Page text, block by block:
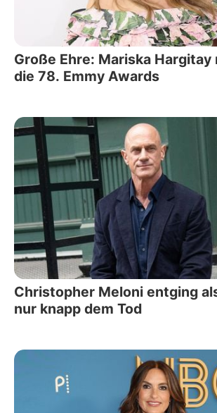
Große Ehre: Mariska
die 78. Emmy Awards
Christopher Meloni entging
nur knapp dem Tod